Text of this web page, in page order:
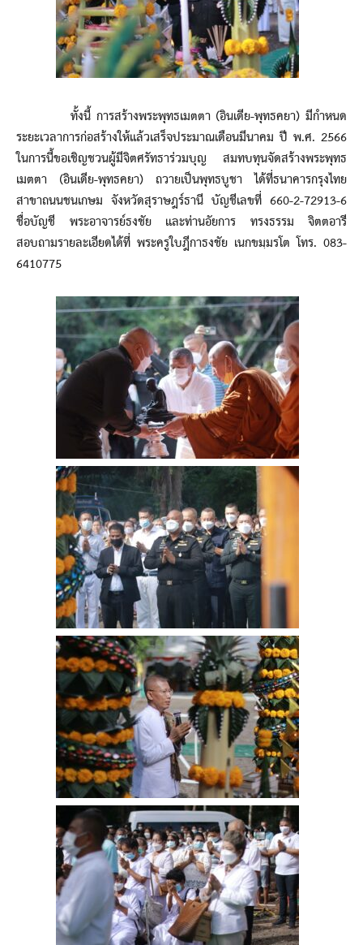
ทั้งนี้ การสร้างพระพุทธเมตตา (อินเดีย-พุทธคยา) มีกำหนด
ระยะเวลาการก่อสร้างให้แล้วเสร็จประมาณเดือนมีนาคม ปี พ.ศ. 2566
ในการนี้ขอเชิญชวนผู้มีจิตศรัทธาร่วมบุญ สมทบทุนจัดสร้างพระพุทธ
เมตตา (อินเดีย-พุทธคยา) ถวายเป็นพุทธบูชา ได้ที่ธนาคารกรุงไทย
สาขาถนนชนเกษม จังหวัดสุราษฎร์ธานี บัญชีเลขที่ 660-2-72913-6
ชื่อบัญชี พระอาจารย์ธงชัย และท่านอัยการ ทรงธรรม จิตตอารี
สอบถามรายละเอียดได้ที่ พระครูใบฎีกาธงชัย เนกขมฺมรโต โทร. 083-
6410775